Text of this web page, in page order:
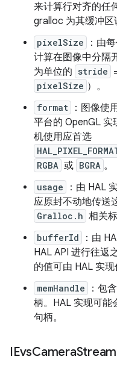
来计算行对齐的任
gralloc 为其缓冲区
pixelSize
：由
计算在图像中分隔
为单位的 stride
pixelSize ）。
format
：图像使
平台的 OpenGL
机使用应首选
RGBA 或 BGRA 。
usage
：由 HAL
应原封不动地传送
Gralloc.h 相关
bufferId
：由
HAL API 进行往返
的值可由 HAL 实现
memHandle
：包
柄。HAL 实现可能
句柄。
IEvsCameraStream